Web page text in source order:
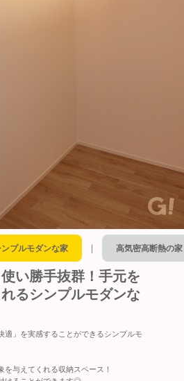
ンプルモダンな家 ｜ 高気密高断熱の家
い勝手抜群！手元を
るシンプルモダンな
適」を実感することができるシンプルモ
与えてくれる収納スペース！